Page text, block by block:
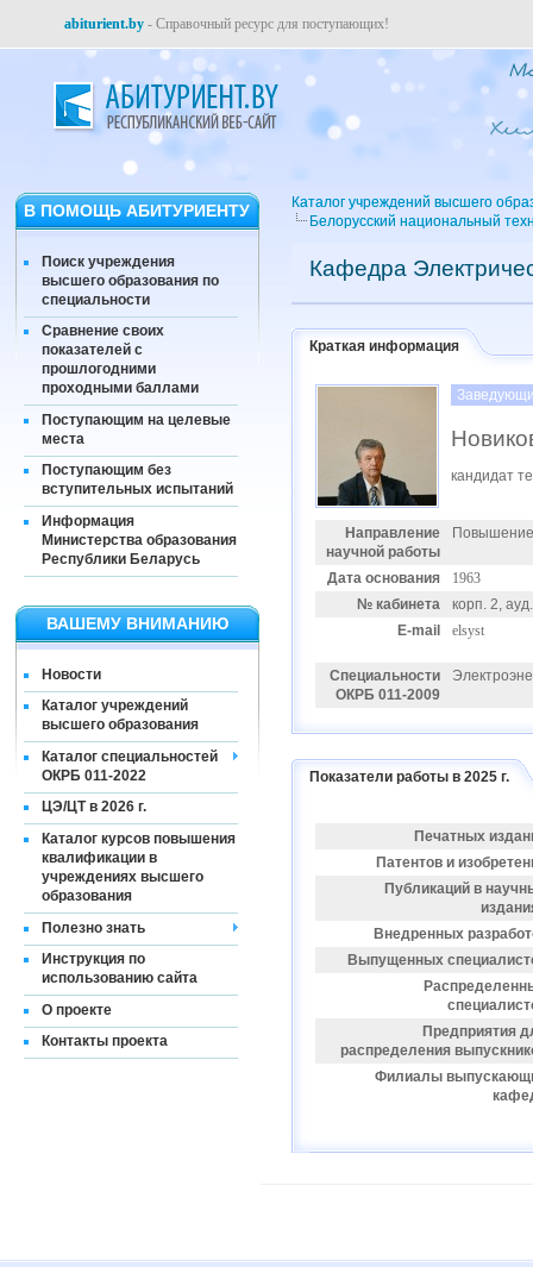
abiturient.by - Справочный ресурс для поступающих!
В ПОМОЩЬ АБИТУРИЕНТУ
Поиск учреждения
высшего образования по
специальности
Сравнение своих
показателей с
прошлогодними
проходными баллами
Поступающим на целевые
места
Поступающим без
вступительных испытаний
Информация
Министерства образования
Республики Беларусь
ВАШЕМУ ВНИМАНИЮ
Новости
Каталог учреждений
высшего образования
Каталог специальностей
ОКРБ 011-2022
ЦЭ/ЦТ в 2026 г.
Каталог курсов повышения
квалификации в
учреждениях высшего
образования
Полезно знать
Инструкция по
использованию сайта
О проекте
Контакты проекта
Каталог учреждений высшего
Белорусский национальный
Кафедра
Краткая информация
кандидат
Направление
научной работы
Повышение
Дата основания
1963
№ кабинета
корп. 2,
E-mail
elsyst
Специальности
ОКРБ 011-2009
Показатели работы в 2025 г.
Печатных
Патентов и
Публикаций в
Внедренных
Выпущенных
Предприятия
распределения
Филиалы